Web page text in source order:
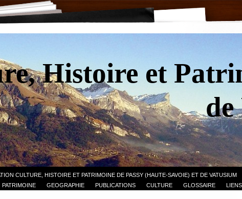
Histoire et
de
CULTURE, HISTOIRE ET PATRIMOINE DE PASSY (HAUTE-SAVOIE) ET DE VATUSIUM
PATRIMOINE GEOGRAPHIE PUBLICATIONS CULTURE GLOSSAIRE LIENS